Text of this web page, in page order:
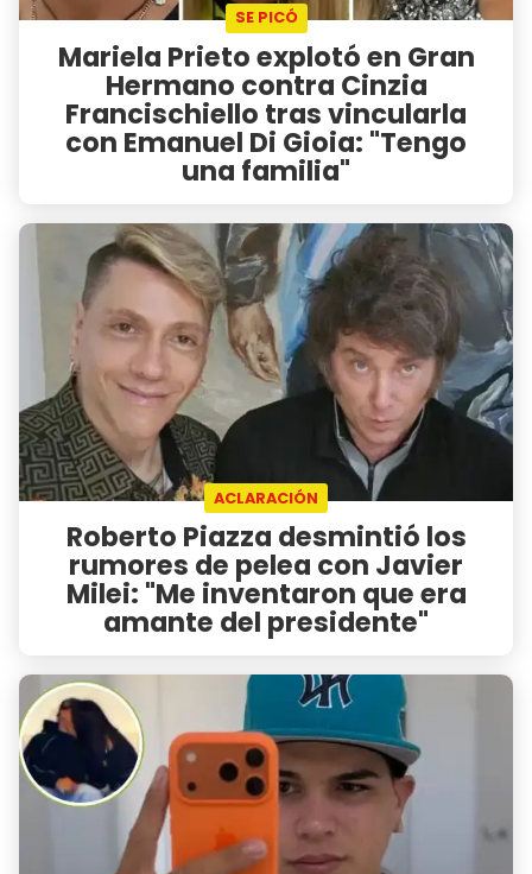
SE PICÓ
Mariela Prieto explotó en Gran
Hermano contra Cinzia
Francischiello tras vincularla
con Emanuel Di Gioia: "Tengo
una familia"
ACLARACIÓN
Roberto Piazza desmintió los
rumores de pelea con Javier
Milei: "Me inventaron que era
amante del presidente"